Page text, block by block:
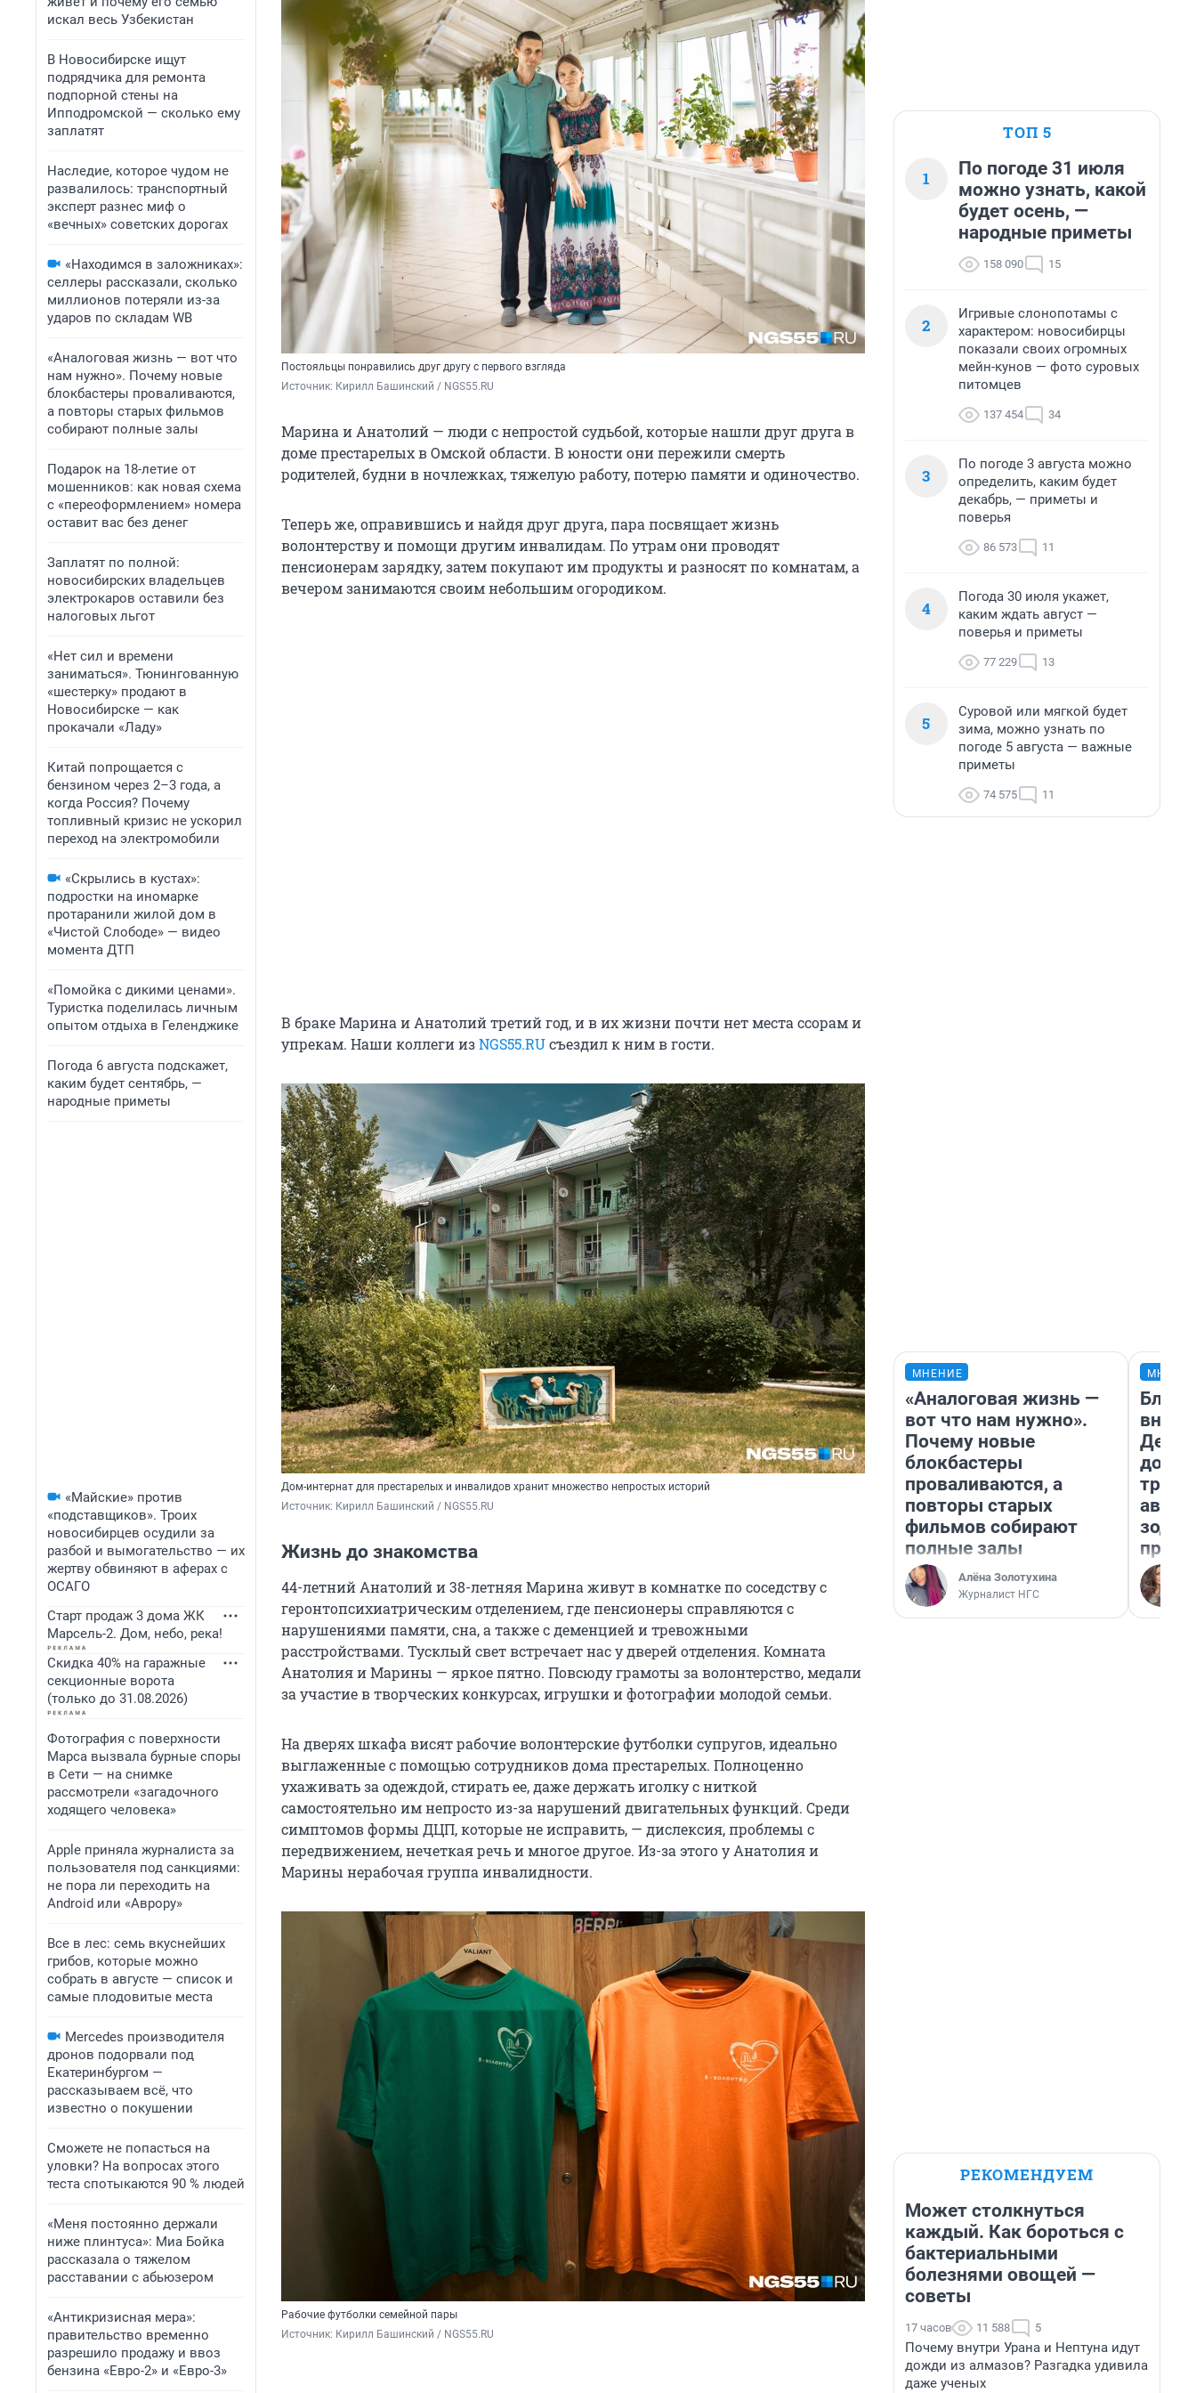
искал весь Узбекистан
В Новосибирске ищут
подрядчика для ремонта
подпорной стены на
Ипподромской — сколько ему
заплатят
Наследие, которое чудом не
развалилось: транспортный
эксперт разнес миф о
«вечных» советских дорогах
«Находимся в заложниках»:
селлеры рассказали, сколько
миллионов потеряли из-за
ударов по складам WB
«Аналоговая жизнь — вот что
нам нужно». Почему новые
блокбастеры проваливаются,
а повторы старых фильмов
собирают полные залы
Подарок на 18-летие от
мошенников: как новая схема
с «переоформлением» номера
оставит вас без денег
Заплатят по полной:
новосибирских владельцев
электрокаров оставили без
налоговых льгот
«Нет сил и времени
заниматься». Тюнингованную
«шестерку» продают в
Новосибирске — как
прокачали «Ладу»
Китай попрощается с
бензином через 2–3 года, а
когда Россия? Почему
топливный кризис не ускорил
переход на электромобили
«Скрылись в кустах»:
подростки на иномарке
протаранили жилой дом в
«Чистой Слободе» — видео
момента ДТП
«Помойка с дикими ценами».
Туристка поделилась личным
опытом отдыха в Геленджике
Погода 6 августа подскажет,
каким будет сентябрь, —
народные приметы
«Майские» против
«подставщиков». Троих
новосибирцев осудили за
разбой и вымогательство — их
жертву обвиняют в аферах с
ОСАГО
Старт продаж 3 дома ЖК
Марсель-2. Дом, небо, река!
Скидка 40% на гаражные
секционные ворота
(только до 31.08.2026)
Фотография с поверхности
Марса вызвала бурные споры
в Сети — на снимке
рассмотрели «загадочного
ходящего человека»
Apple приняла журналиста за
пользователя под санкциями:
не пора ли переходить на
Android или «Аврору»
Все в лес: семь вкуснейших
грибов, которые можно
собрать в августе — список и
самые плодовитые места
Mercedes производителя
дронов подорвали под
Екатеринбургом —
рассказываем всё, что
известно о покушении
Сможете не попасться на
уловки? На вопросах этого
теста спотыкаются 90 % людей
«Меня постоянно держали
ниже плинтуса»: Миа Бойка
рассказала о тяжелом
расставании с абьюзером
«Антикризисная мера»:
правительство временно
разрешило продажу и ввоз
бензина «Евро-2» и «Евро-3»
Постояльцы понравились друг другу с первого взгляда
Источник: Кирилл Башинский / NGS55.RU
Марина и Анатолий — люди с непростой судьбой, которые нашли друг друга в
доме престарелых в Омской области. В юности они пережили смерть
родителей, будни в ночлежках, тяжелую работу, потерю памяти и одиночество.
Теперь же, оправившись и найдя друг друга, пара посвящает жизнь
волонтерству и помощи другим инвалидам. По утрам они проводят
пенсионерам зарядку, затем покупают им продукты и разносят по комнатам, а
вечером занимаются своим небольшим огородиком.
В браке Марина и Анатолий третий год, и в их жизни почти нет места ссорам и
упрекам. Наши коллеги изNGS55.RUсъездил к ним в гости.
Дом-интернат для престарелых и инвалидов хранит множество непростых историй
Источник: Кирилл Башинский / NGS55.RU
Жизнь до знакомства
44-летний Анатолий и 38-летняя Марина живут в комнатке по соседству с
геронтопсихиатрическим отделением, где пенсионеры справляются с
нарушениями памяти, сна, а также с деменцией и тревожными
расстройствами. Тусклый свет встречает нас у дверей отделения. Комната
Анатолия и Марины — яркое пятно. Повсюду грамоты за волонтерство, медали
за участие в творческих конкурсах, игрушки и фотографии молодой семьи.
На дверях шкафа висят рабочие волонтерские футболки супругов, идеально
выглаженные с помощью сотрудников дома престарелых. Полноценно
ухаживать за одеждой, стирать ее, даже держать иголку с ниткой
самостоятельно им непросто из-за нарушений двигательных функций. Среди
симптомов формы ДЦП, которые не исправить, — дислексия, проблемы с
передвижением, нечеткая речь и многое другое. Из-за этого у Анатолия и
Марины нерабочая группа инвалидности.
Рабочие футболки семейной пары
Источник: Кирилл Башинский / NGS55.RU
ТОП 5
1
По погоде 31 июля
можно узнать, какой
будет осень, —
народные приметы
158 090 15
2
Игривые слонопотамы с
характером: новосибирцы
показали своих огромных
мейн-кунов — фото суровых
питомцев
137 454 34
3
По погоде 3 августа можно
определить, каким будет
декабрь, — приметы и
поверья
86 573 11
4
Погода 30 июля укажет,
каким ждать август —
поверья и приметы
77 229 13
5
Суровой или мягкой будет
зима, можно узнать по
погоде 5 августа — важные
приметы
74 575 11
МНЕНИЕ
«Аналоговая жизнь —
вот что нам нужно».
Почему новые
блокбастеры
проваливаются, а
повторы старых
фильмов собирают
полные залы
Алёна Золотухина
Журналист НГС
РЕКОМЕНДУЕМ
Может столкнуться
каждый. Как бороться с
бактериальными
болезнями овощей —
советы
17 часов 11 588 5
Почему внутри Урана и Нептуна идут
дожди из алмазов? Разгадка удивила
даже ученых